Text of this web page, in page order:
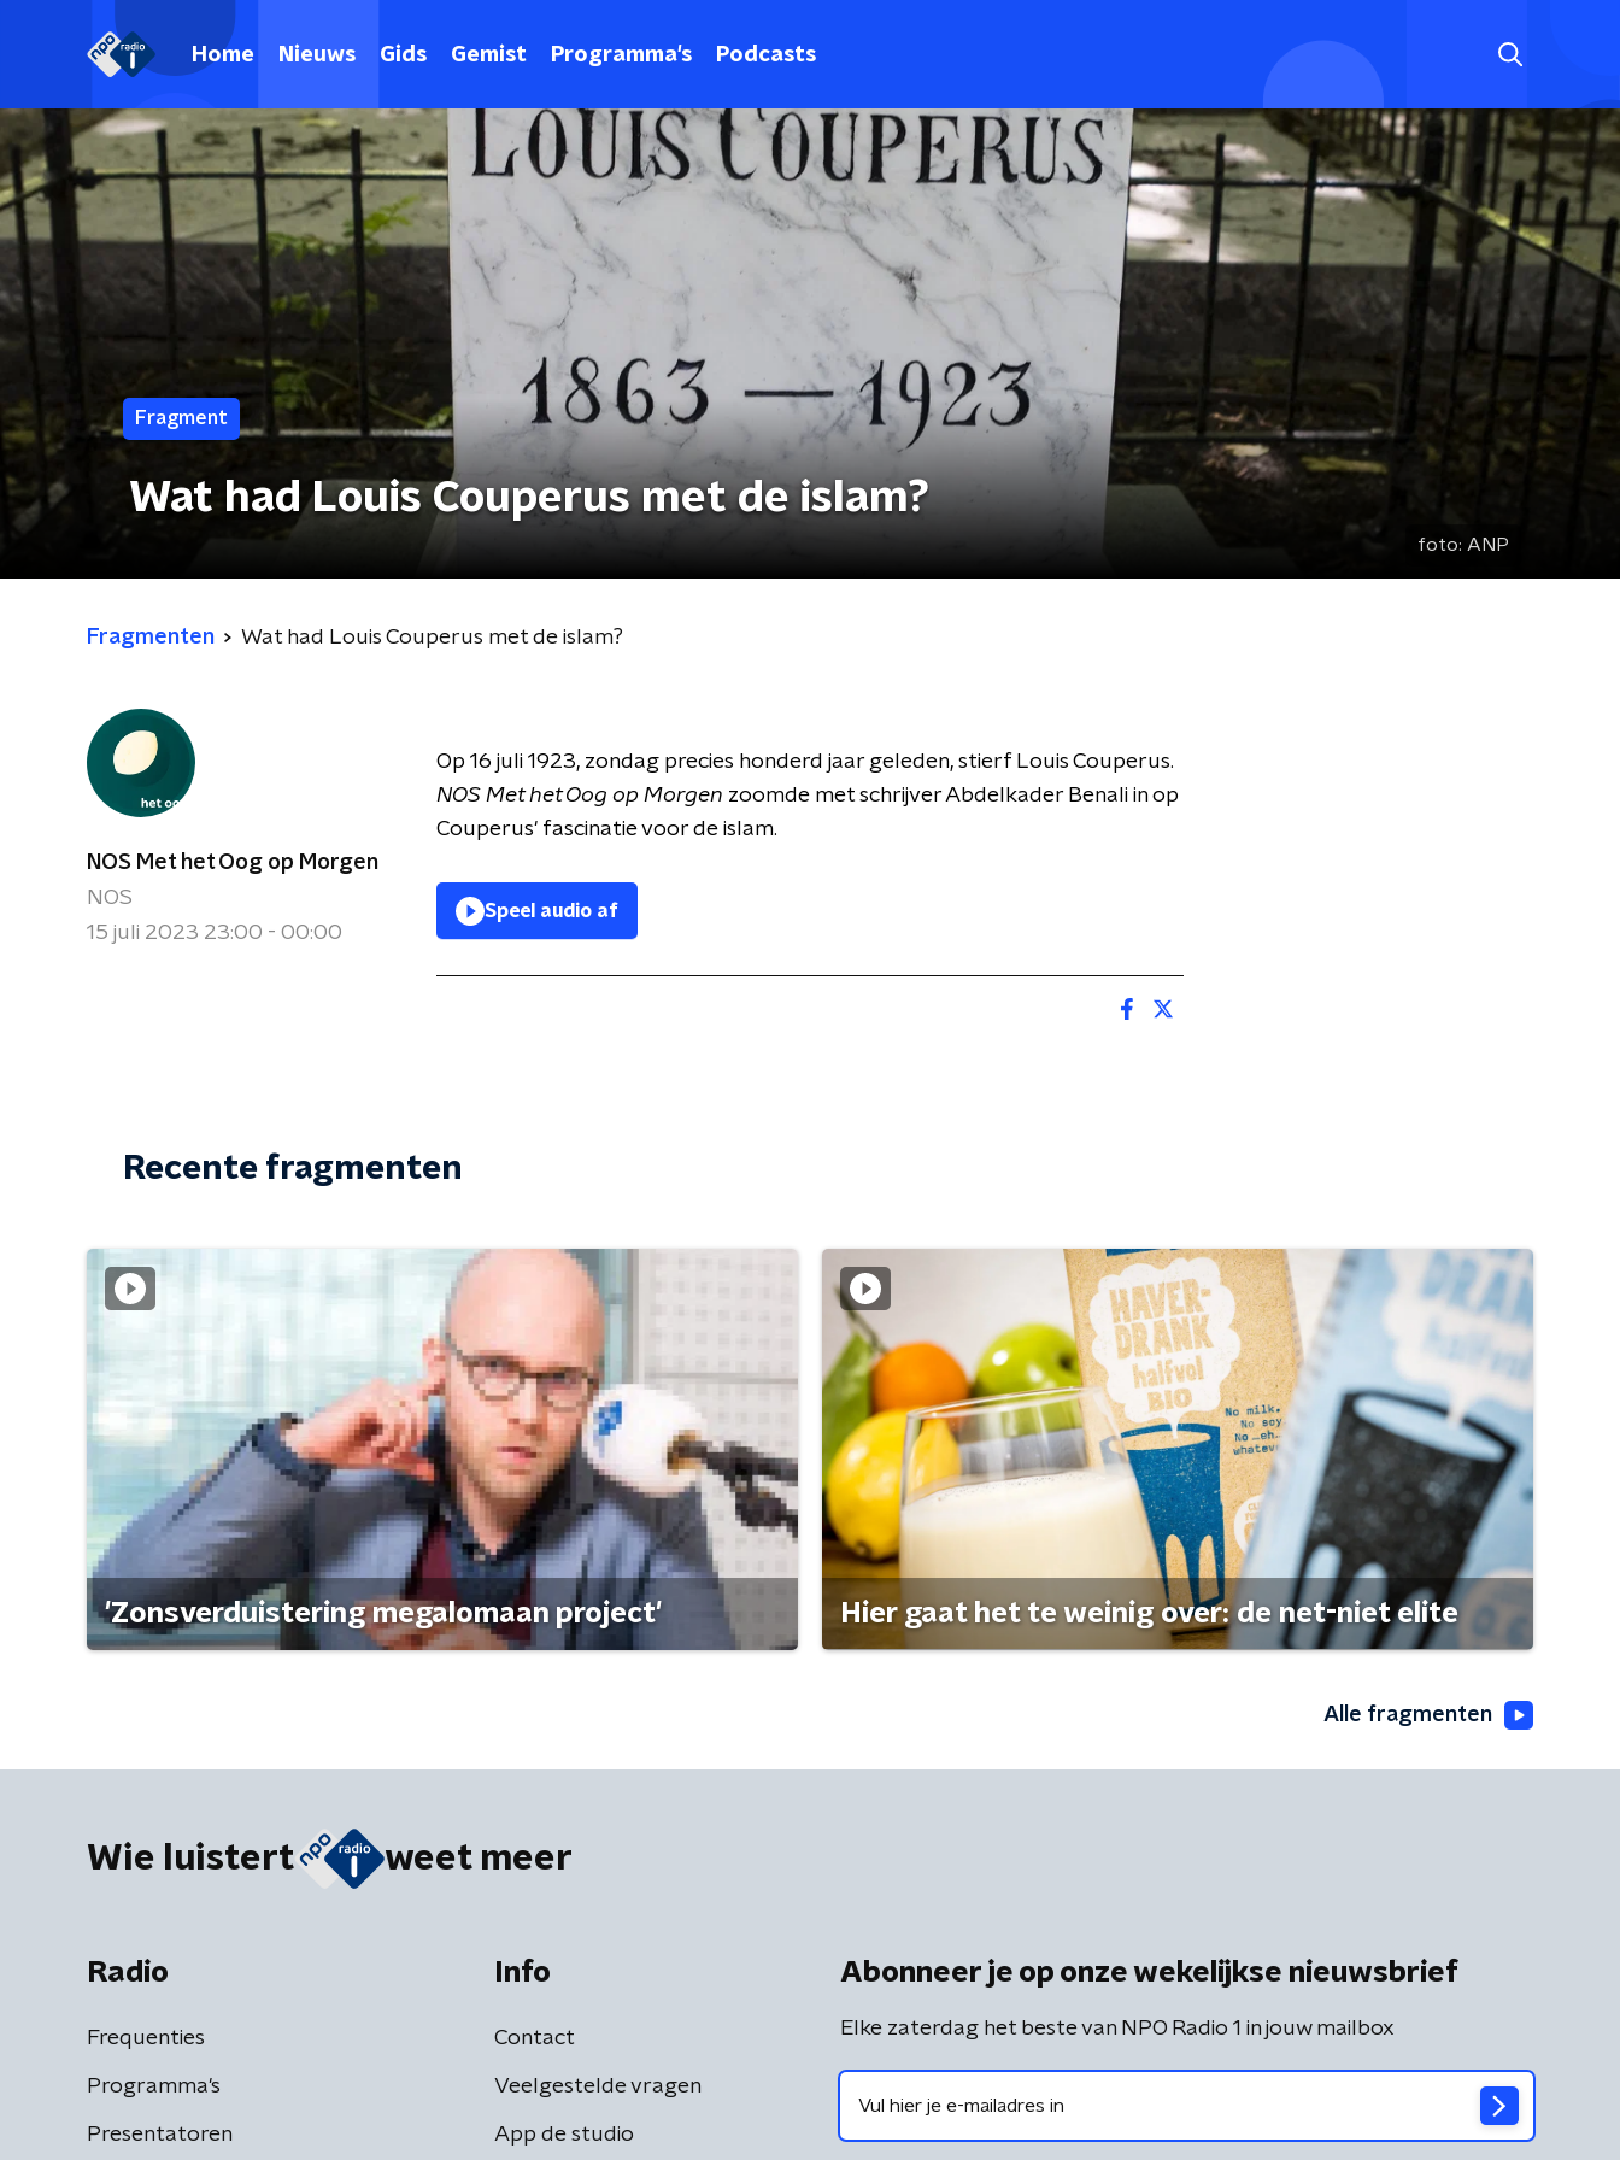
Home Nieuws Gids Gemist Programma's Podcasts
Fragment
Wat had Louis Couperus met de islam?
foto: ANP
Fragmenten Wat had Louis Couperus met de islam?
NOS Met het Oog op Morgen
NOS
15 juli 2023 23:00 - 00:00
Op 16 juli 1923, zondag precies honderd jaar geleden, stierf Louis Couperus.
NOS Met het Oog op Morgen zoomde met schrijver Abdelkader Benali in op
Couperus' fascinatie voor de islam.
Speel audio af
Recente fragmenten
'Zonsverduistering megalomaan project' Hier gaat het te weinig over: de net-niet elite
Alle fragmenten
Wie luistert weet meer
Radio
Frequenties
Programma's
Presentatoren
Info
Contact
Veelgestelde vragen
App de studio
Abonneer je op onze wekelijkse nieuwsbrief
Elke zaterdag het beste van NPO Radio 1 in jouw mailbox